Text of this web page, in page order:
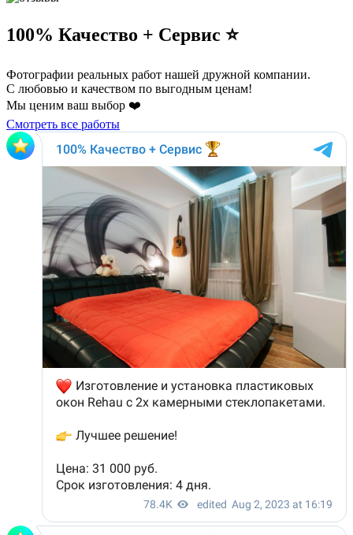
100% Качество + Сервис ⭐️
Фотографии реальных работ нашей дружной компании.
С любовью и качеством по выгодным ценам!
Мы ценим ваш выбор ❤️
Смотреть все работы